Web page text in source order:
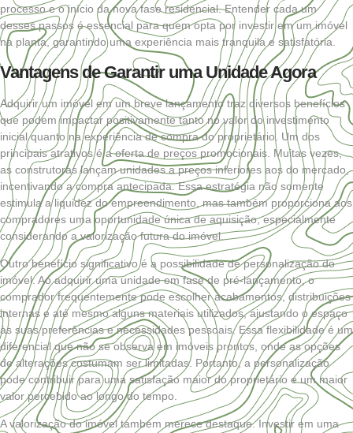
processo e o início da nova fase residencial. Entender cada um
desses passos é essencial para quem opta por investir em um imóvel
na planta, garantindo uma experiência mais tranquila e satisfatória.
Vantagens de Garantir uma Unidade Agora
Adquirir um imóvel em um breve lançamento traz diversos benefícios
que podem impactar positivamente tanto no valor do investimento
inicial quanto na experiência de compra do proprietário. Um dos
principais atrativos é a oferta de preços promocionais. Muitas vezes,
as construtoras lançam unidades a preços inferiores aos do mercado,
incentivando a compra antecipada. Essa estratégia não somente
estimula a liquidez do empreendimento, mas também proporciona aos
compradores uma oportunidade única de aquisição, especialmente
considerando a valorização futura do imóvel.
Outro benefício significativo é a possibilidade de personalização do
imóvel. Ao adquirir uma unidade em fase de pré-lançamento, o
comprador frequentemente pode escolher acabamentos, distribuições
internas e até mesmo alguns materiais utilizados, ajustando o espaço
às suas preferências e necessidades pessoais. Essa flexibilidade é um
diferencial que não se observa em imóveis prontos, onde as opções
de alterações costumam ser limitadas. Portanto, a personalização
pode contribuir para uma satisfação maior do proprietário e um maior
valor percebido ao longo do tempo.
A valorização do imóvel também merece destaque. Investir em uma